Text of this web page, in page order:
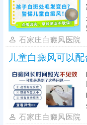
石家庄白癜风医院
儿童白癜风可以
石家庄白癜风医院